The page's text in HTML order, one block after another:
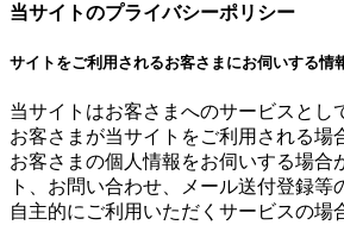
当サイトのプライバシーポリシー
サイトをご利用されるお客さまにお伺いする情
当サイトはお客さまへのサービスとし
お客さまが当サイトをご利用される場
お客さまの個人情報をお伺いする場合
ト、お問い合わせ、メール送付登録等
自主的にご利用いただくサービスの場